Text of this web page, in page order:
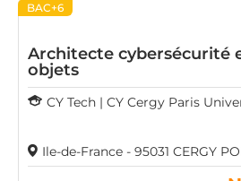
BAC+6
Architecte cybersécurité
objets
CY Tech | CY Cergy Paris
Ile-de-France - 95031 CERGY